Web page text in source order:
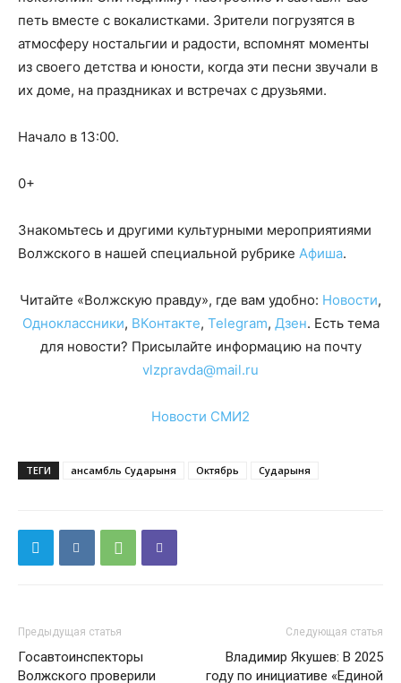
петь вместе с вокалистками. Зрители погрузятся в
атмосферу ностальгии и радости, вспомнят моменты
из своего детства и юности, когда эти песни звучали в
их доме, на праздниках и встречах с друзьями.
Начало в 13:00.
0+
Знакомьтесь и другими культурными мероприятиями
Волжского в нашей специальной рубрике Афиша.
Читайте «Волжскую правду», где вам удобно: Новости,
Одноклассники, ВКонтакте, Telegram, Дзен. Есть тема
для новости? Присылайте информацию на почту
vlzpravda@mail.ru
Новости СМИ2
ТЕГИ ансамбль Сударыня Октябрь Сударыня
Предыдущая статья
Госавтоинспекторы
Волжского проверили
Следующая статья
Владимир Якушев: В 2025
году по инициативе «Единой